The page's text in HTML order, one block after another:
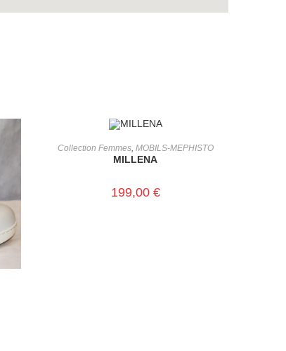
CHOIX DES OPTIONS
Collection Femmes, MOBILS-MEPHISTO
MILLENA
199,00 €